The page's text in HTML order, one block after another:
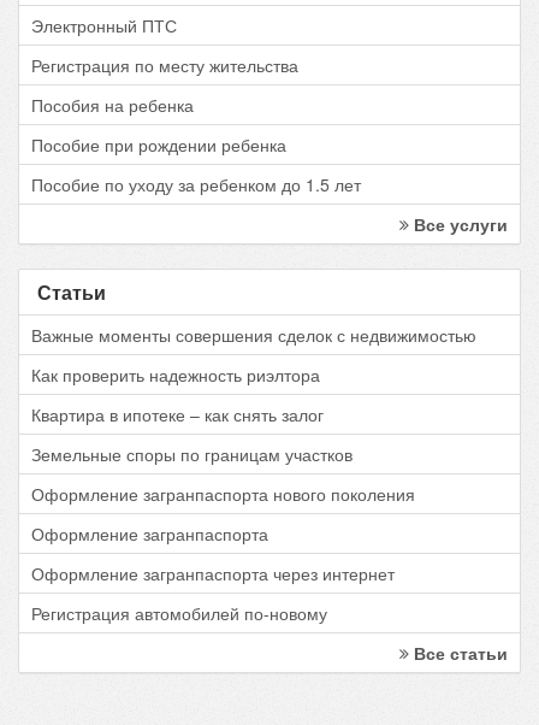
Электронный ПТС
Регистрация по месту жительства
Пособия на ребенка
Пособие при рождении ребенка
Пособие по уходу за ребенком до 1.5 лет
Все услуги
Статьи
Важные моменты совершения сделок с недвижимостью
Как проверить надежность риэлтора
Квартира в ипотеке – как снять залог
Земельные споры по границам участков
Оформление загранпаспорта нового поколения
Оформление загранпаспорта
Оформление загранпаспорта через интернет
Регистрация автомобилей по-новому
Все статьи